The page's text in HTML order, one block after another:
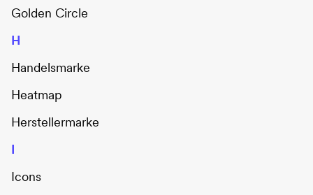
Golden Circle
H
Handelsmarke
Heatmap
Herstellermarke
I
Icons